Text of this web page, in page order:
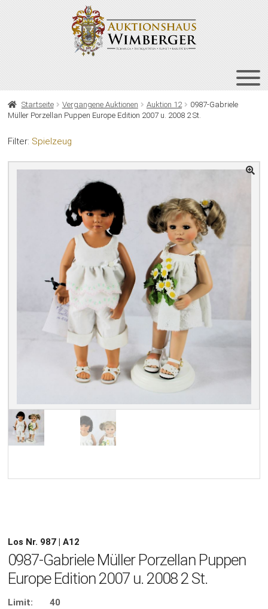
HOME
NEWSLETTER
Startseite Vergangene Auktionen Auktion 12
0987-Gabriele
Müller Porzellan Puppen Europe Edition 2007 u. 2008 2 St.
Filter: Spielzeug
Los Nr. 987 | A12
0987-Gabriele Müller Porzellan Puppen
Europe Edition 2007 u. 2008 2 St.
Limit:
40